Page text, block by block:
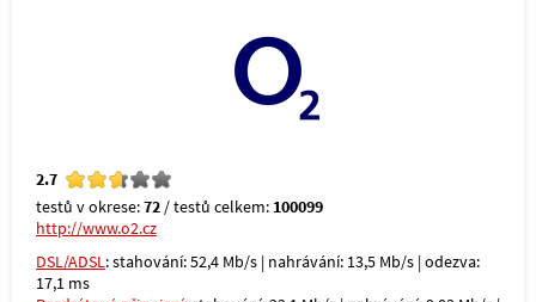
2.7
testů v okrese:72 / testů celkem: 100099
http://www.o2.cz
DSL/ADSL: stahování: 52,4 Mb/s | nahrávání: 13,5 Mb/s | odezva:
17,1 ms